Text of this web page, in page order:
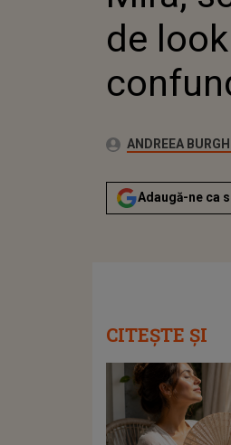
de
Autor:ANDREEA
Adaugă-ne ca
CITEȘTE ȘI